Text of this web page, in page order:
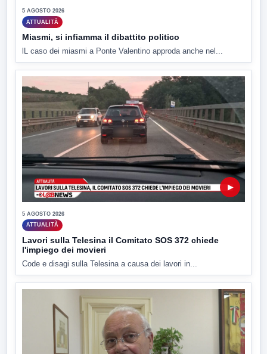
5 AGOSTO 2026
ATTUALITÀ
Miasmi, si infiamma il dibattito politico
lL caso dei miasmi a Ponte Valentino approda anche nel...
▶
5 AGOSTO 2026
ATTUALITÀ
Lavori sulla Telesina il Comitato SOS 372 chiede
l'impiego dei movieri
Code e disagi sulla Telesina a causa dei lavori in...